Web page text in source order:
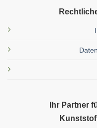
Ihr Partner